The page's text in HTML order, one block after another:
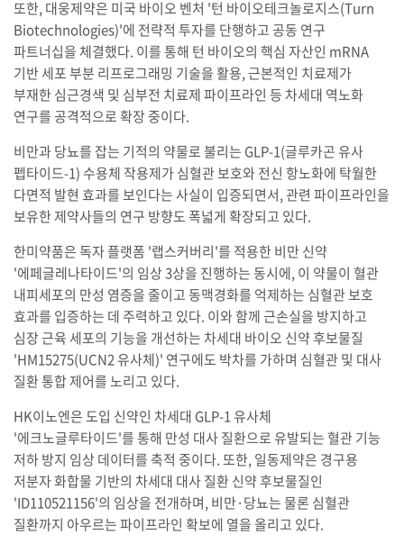
또한, 대웅제약은 미국 바이오 벤처 '턴 바이오테크놀로지스(Turn
Biotechnologies)'에 전략적 투자를 단행하고 공동 연구
파트너십을 체결했다. 이를 통해 턴 바이오의 핵심 자산인 mRNA
기반 세포 부분 리프로그래밍 기술을 활용, 근본적인 치료제가
부재한 심근경색 및 심부전 치료제 파이프라인 등 차세대 역노화
연구를 공격적으로 확장 중이다.
비만과 당뇨를 잡는 기적의 약물로 불리는 GLP-1(글루카곤 유사
펩타이드-1) 수용체 작용제가 심혈관 보호와 전신 항노화에 탁월한
다면적 발현 효과를 보인다는 사실이 입증되면서, 관련 파이프라인을
보유한 제약사들의 연구 방향도 폭넓게 확장되고 있다.
한미약품은 독자 플랫폼 '랩스커버리'를 적용한 비만 신약
'에페글레나타이드'의 임상 3상을 진행하는 동시에, 이 약물이 혈관
내피세포의 만성 염증을 줄이고 동맥경화를 억제하는 심혈관 보호
효과를 입증하는 데 주력하고 있다. 이와 함께 근손실을 방지하고
심장 근육 세포의 기능을 개선하는 차세대 바이오 신약 후보물질
'HM15275(UCN2 유사체)' 연구에도 박차를 가하며 심혈관 및 대사
질환 통합 제어를 노리고 있다.
HK이노엔은 도입 신약인 차세대 GLP-1 유사체
'에크노글루타이드'를 통해 만성 대사 질환으로 유발되는 혈관 기능
저하 방지 임상 데이터를 축적 중이다. 또한, 일동제약은 경구용
저분자 화합물 기반의 차세대 대사 질환 신약 후보물질인
'ID110521156'의 임상을 전개하며, 비만·당뇨는 물론 심혈관
질환까지 아우르는 파이프라인 확보에 열을 올리고 있다.